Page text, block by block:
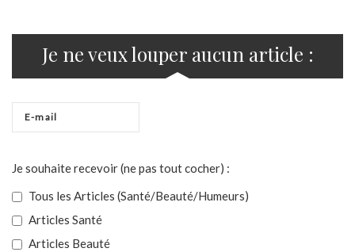
Je ne veux louper aucun article :
Je souhaite recevoir (ne pas tout cocher) :
Tous les Articles (Santé/Beauté/Humeurs)
Articles Santé
Articles Beauté